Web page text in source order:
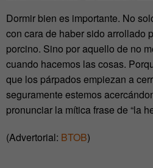
Dormir bien es importante. No
con cara de haber sido arrollado
porcino. Sino por aquello de no
cuando hacemos las cosas.
que los párpados empiezan a
seguramente estemos
pronunciar la mítica frase de “la
(Advertorial: BTOB)